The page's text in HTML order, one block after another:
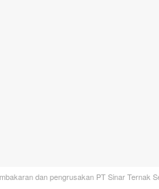
dan pengrusakan PT Sinar Ternak